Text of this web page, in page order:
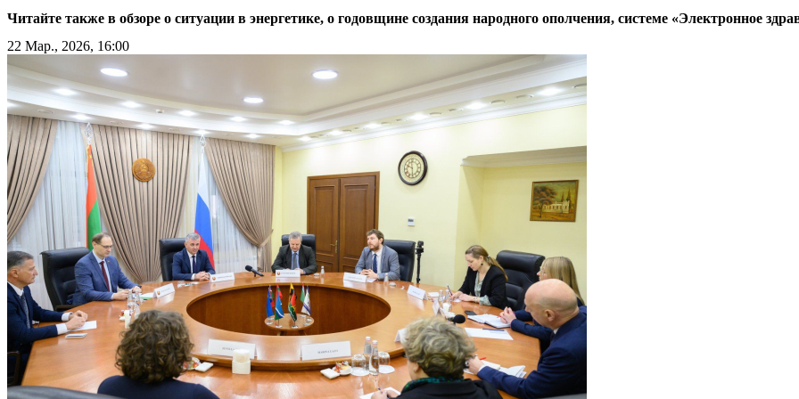
Читайте также в обзоре о ситуации в энергетике, о годовщине создания народного ополчения, системе «Электронное
22 Мар., 2026, 16:00